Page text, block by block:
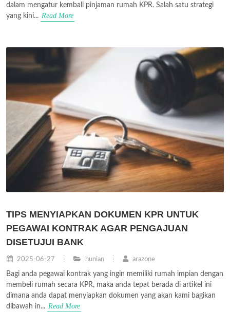
dalam mengatur kembali pinjaman rumah KPR. Salah satu strategi
yang kini... Read More
TIPS MENYIAPKAN DOKUMEN KPR UNTUK
PEGAWAI KONTRAK AGAR PENGAJUAN
DISETUJUI BANK
2025-06-27 hunian arazone
Bagi anda pegawai kontrak yang ingin memiliki rumah impian dengan
membeli rumah secara KPR, maka anda tepat berada di artikel ini
dimana anda dapat menyiapkan dokumen yang akan kami bagikan
dibawah in... Read More